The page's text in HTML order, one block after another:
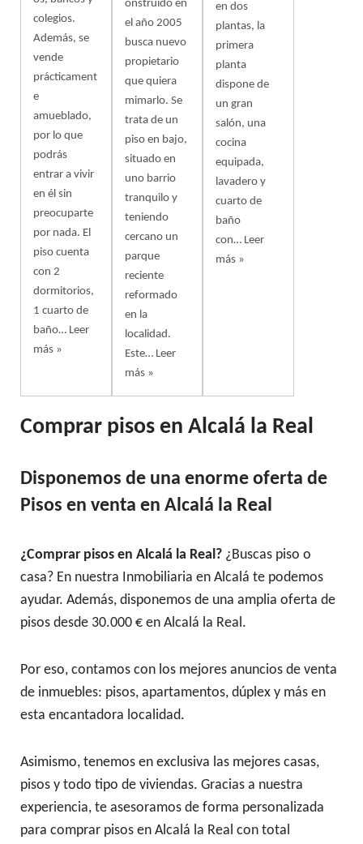
colegios.
Además, se
vende
prácticament
e
amueblado,
por lo que
podrás
entrar a vivir
en él sin
preocuparte
por nada. El
piso cuenta
con 2
dormitorios,
1 cuarto de
baño… Leer
más »
onstruido en
el año 2005
busca nuevo
propietario
que quiera
mimarlo. Se
trata de un
piso en bajo,
situado en
uno barrio
tranquilo y
teniendo
cercano un
parque
reciente
reformado
en la
localidad.
Este… Leer
más »
en dos
plantas, la
primera
planta
dispone de
un gran
salón, una
cocina
equipada,
lavadero y
cuarto de
baño
con… Leer
más »
Comprar pisos en Alcalá la Real
Disponemos de una enorme oferta de
Pisos en venta en Alcalá la Real
¿Comprar pisos en Alcalá la Real? ¿Buscas piso o
casa? En nuestra Inmobiliaria en Alcalá te podemos
ayudar. Además, disponemos de una amplia oferta de
pisos desde 30.000 € en Alcalá la Real.
Por eso, contamos con los mejores anuncios de venta
de inmuebles: pisos, apartamentos, dúplex y más en
esta encantadora localidad.
Asimismo, tenemos en exclusiva las mejores casas,
pisos y todo tipo de viviendas. Gracias a nuestra
experiencia, te asesoramos de forma personalizada
para comprar pisos en Alcalá la Real con total